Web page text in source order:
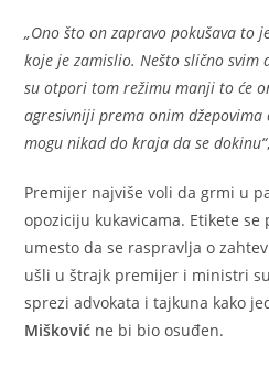
„Ono što on zapravo pokušava to
koje je zamislio. Nešto slično
su otpori tom režimu manji to će
agresivniji prema onim
mogu nikad do kraja da se dokinu“
Premijer najviše voli da grmi u
opoziciju kukavicama. Etikete
umesto da se raspravlja o
ušli u štrajk premijer i ministri
sprezi advokata i tajkuna kako
Mišković ne bi bio osuđen.